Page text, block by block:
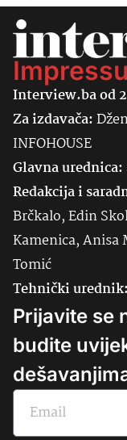
Interview.ba od
Za izdavača:
INFOHOUSE
Glavna urednica:
Redakcija i
Brčkalo, Edin
Kamenica, Anisa
Tomić
Tehnički urednik:
Prijavite se
budite